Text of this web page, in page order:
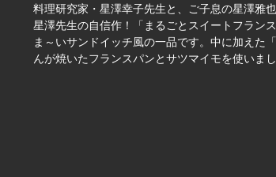
料理研究家・星澤幸子先生と、ご子息の星澤雅
星澤先生の自信作！「まるごとスイートフラン
ま～いサンドイッチ風の一品です。中に加えた
んが焼いたフランスパンとサツマイモを使いまし